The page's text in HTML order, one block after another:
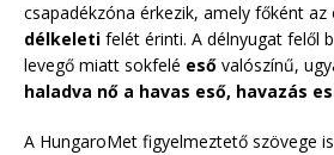
csapadékzóna érkezik, amely főként az
délkeleti felét érinti. A délnyugat felől
levegő miatt sokfelé eső valószínű,
haladva nő a havas eső, havazás
A HungaroMet figyelmeztető szövege